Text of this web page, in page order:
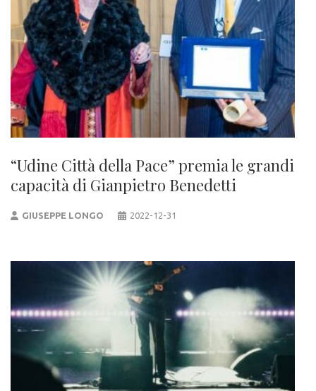
“Udine Città della Pace” premia le grandi
capacità di Gianpietro Benedetti
GIUSEPPE LONGO 2022-12-31